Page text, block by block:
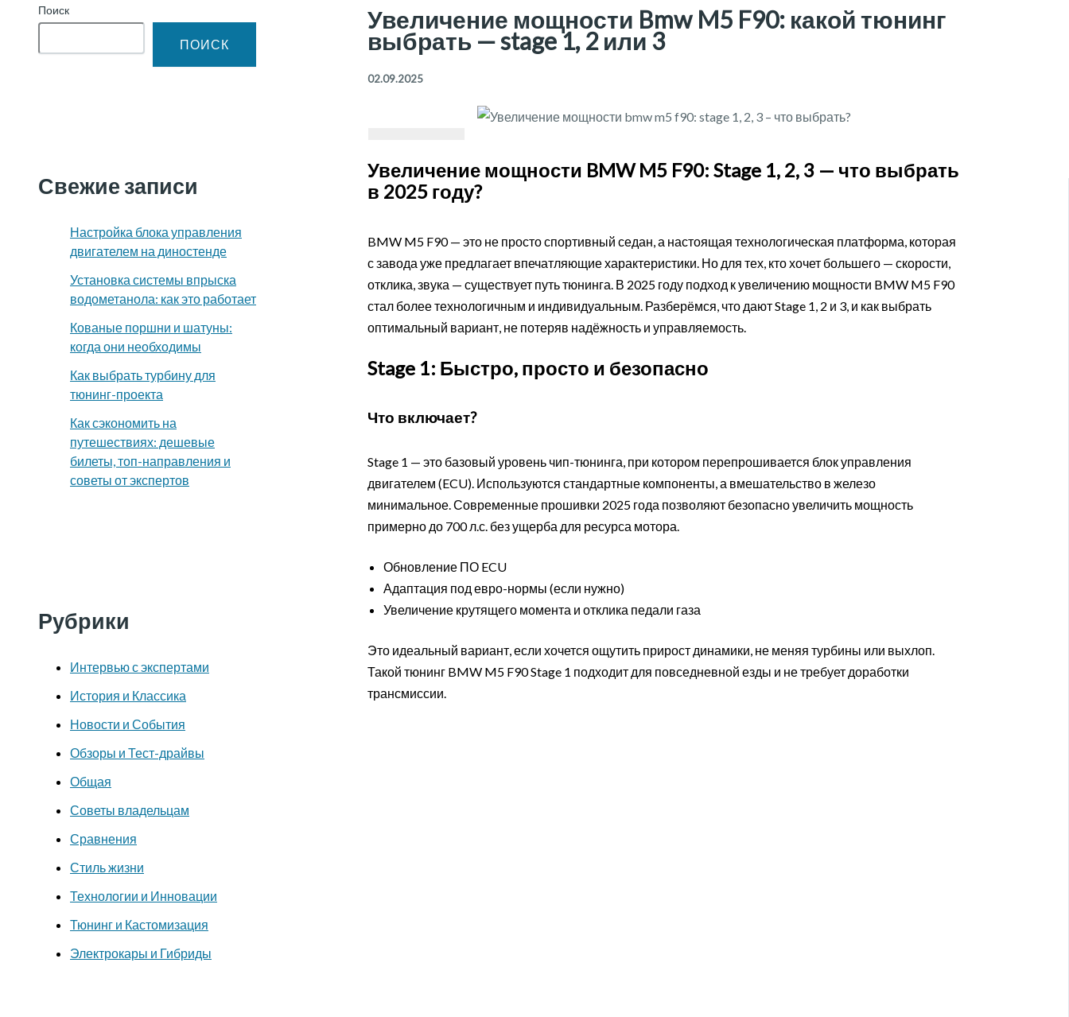
Поиск
ПОИСК
Свежие записи
Настройка блока управления
двигателем на диностенде
Установка системы впрыска
водометанола: как это работает
Кованые поршни и шатуны:
когда они необходимы
Как выбрать турбину для
тюнинг-проекта
Как сэкономить на
путешествиях: дешевые
билеты, топ-направления и
советы от экспертов
Рубрики
Интервью с экспертами
История и Классика
Новости и События
Обзоры и Тест-драйвы
Общая
Советы владельцам
Сравнения
Стиль жизни
Технологии и Инновации
Тюнинг и Кастомизация
Электрокары и Гибриды
Увеличение мощности Bmw M5 F90: какой тюнинг
выбрать — stage 1, 2 или 3
02.09.2025
Увеличение мощности BMW M5 F90: Stage 1, 2, 3 — что выбрать
в 2025 году?
BMW M5 F90 — это не просто спортивный седан, а настоящая технологическая платформа, которая
с завода уже предлагает впечатляющие характеристики. Но для тех, кто хочет большего — скорости,
отклика, звука — существует путь тюнинга. В 2025 году подход к увеличению мощности BMW M5 F90
стал более технологичным и индивидуальным. Разберёмся, что дают Stage 1, 2 и 3, и как выбрать
оптимальный вариант, не потеряв надёжность и управляемость.
Stage 1: Быстро, просто и безопасно
Что включает?
Stage 1 — это базовый уровень чип-тюнинга, при котором перепрошивается блок управления
двигателем (ECU). Используются стандартные компоненты, а вмешательство в железо
минимальное. Современные прошивки 2025 года позволяют безопасно увеличить мощность
примерно до 700 л.с. без ущерба для ресурса мотора.
Обновление ПО ECU
Адаптация под евро-нормы (если нужно)
Увеличение крутящего момента и отклика педали газа
Это идеальный вариант, если хочется ощутить прирост динамики, не меняя турбины или выхлоп.
Такой тюнинг BMW M5 F90 Stage 1 подходит для повседневной езды и не требует доработки
трансмиссии.